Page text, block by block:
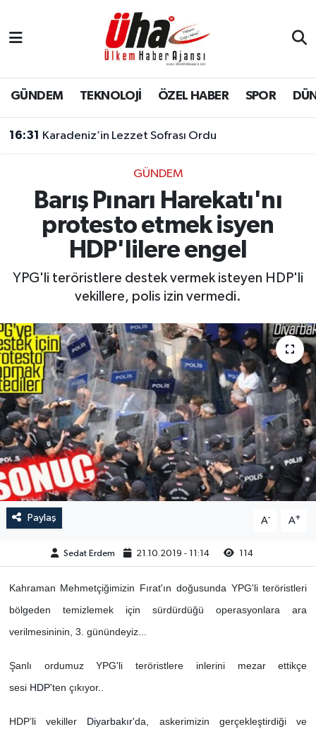
GÜNDEM TEKNOLOJİ ÖZEL HABER SPOR
16:31 Karadeniz’in Lezzet Sofrası Ordu
GÜNDEM
Barış Pınarı Harekatı'nı
protesto etmek isyen
HDP'lilere engel
YPG'li teröristlere destek vermek isteyen HDP'li
vekillere, polis izin vermedi.
Paylaş A- A+
Sedat Erdem 21.10.2019 - 11:14 114
Kahraman Mehmetçiğimizin Fırat'ın doğusunda YPG'li teröristleri
bölgeden temizlemek için sürdürdüğü operasyonlara ara
verilmesininin, 3. günündeyiz...
Şanlı ordumuz YPG'li teröristlere inlerini mezar ettikçe
sesi HDP'ten çıkıyor..
HDP’li vekiller Diyarbakır'da, askerimizin gerçekleştirdiği ve
İstanbul Nöbetçi Eczaneler
İstanbul Hava Durumu
Süper Lig Puan Durumu ve Fikstür
Tüm Manşetler